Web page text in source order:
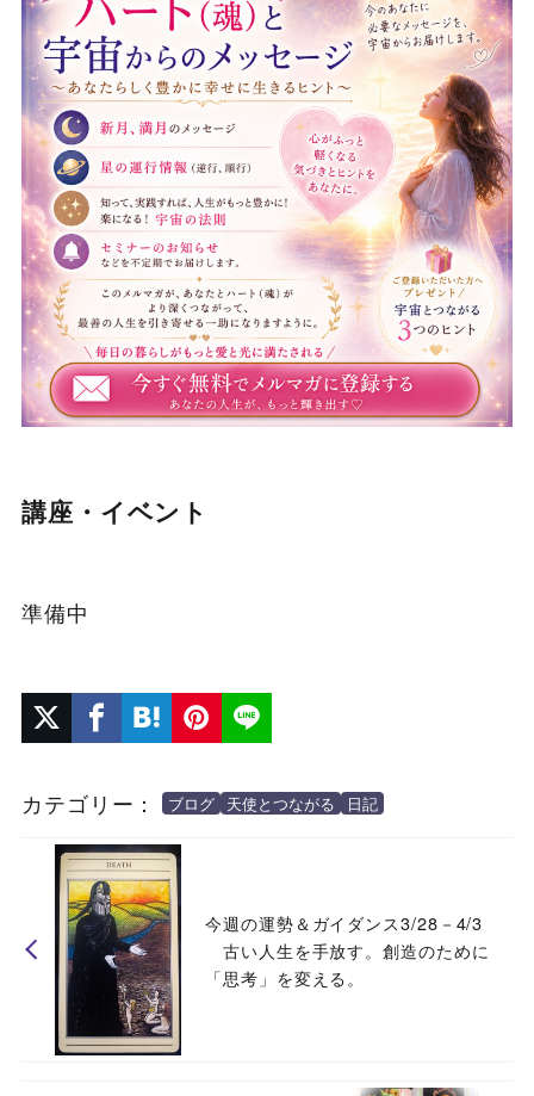
講座・イベント
準備中
カテゴリー： ブログ 天使とつながる 日記
今週の運勢＆ガイダンス3/28－4/3
古い人生を手放す。創造のために
「思考」を変える。